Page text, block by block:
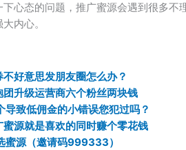
心态的问题，推广蜜源会遇到很多
内心。
好意思发朋友圈怎么办？
升级运营商六个粉丝两块钱
导致低佣金的小错误您犯过吗？
源就是喜欢的同时赚个零花钱
蜜源（邀请码999333）